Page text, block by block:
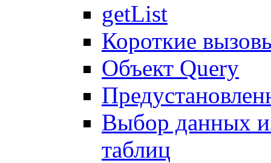
getList
Короткие
Объект Query
Выбор данных
таблиц